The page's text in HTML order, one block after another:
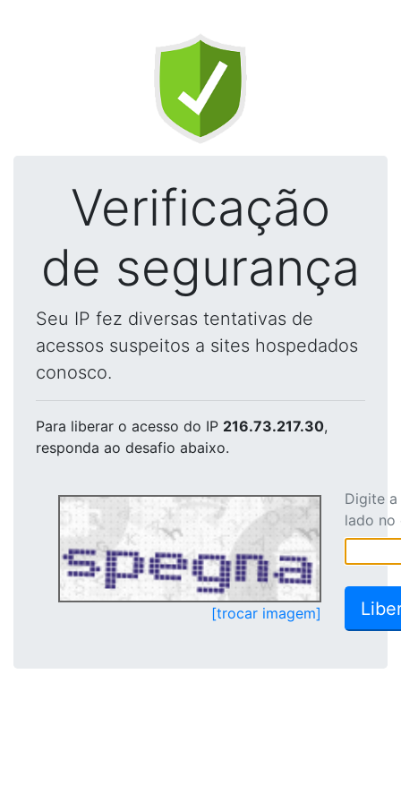
Verificação
de segurança
Seu IP fez diversas tentativas de
acessos suspeitos a sites hospedados
conosco.
Para liberar o acesso do IP 216.73.217.30,
responda ao desafio abaixo.
[trocar imagem]
Digite
lado no